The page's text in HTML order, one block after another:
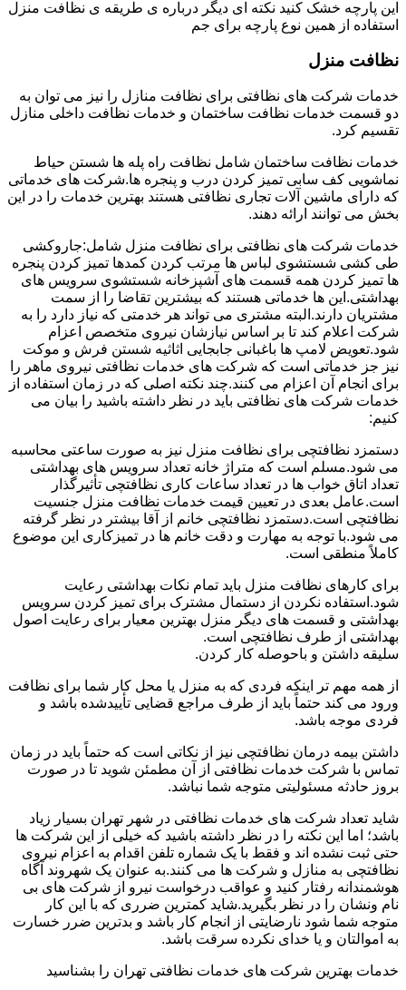
این پارچه خشک کنید نکته ای دیگر درباره ی طریقه ی نظافت منزل
استفاده از همین نوع پارچه برای جم
نظافت منزل
خدمات شرکت های نظافتی برای نظافت منازل را نیز می توان به
دو قسمت خدمات نظافت ساختمان و خدمات نظافت داخلی منازل
تقسیم کرد.
خدمات نظافت ساختمان شامل نظافت راه پله ها شستن حیاط
نماشویی کف سابی تمیز کردن درب و پنجره ها.شرکت های خدماتی
که دارای ماشین آلات تجاری نظافتی هستند بهترین خدمات را در این
بخش می توانند ارائه دهند.
خدمات شرکت های نظافتی برای نظافت منزل شامل:جاروکشی
طی کشی شستشوی لباس ها مرتب کردن کمدها تمیز کردن پنجره
ها تمیز کردن همه قسمت های آشپزخانه شستشوی سرویس های
بهداشتی.این ها خدماتی هستند که بیشترین تقاضا را از سمت
مشتریان دارند.البته مشتری می تواند هر خدمتی که نیاز دارد را به
شرکت اعلام کند تا بر اساس نیازشان نیروی متخصص اعزام
شود.تعویض لامپ ها باغبانی جابجایی اثاثیه شستن فرش و موکت
نیز جز خدماتی است که شرکت های خدمات نظافتی نیروی ماهر را
برای انجام آن اعزام می کنند.چند نکته اصلی که در زمان استفاده از
خدمات شرکت های نظافتی باید در نظر داشته باشید را بیان می
کنیم:
دستمزد نظافتچی برای نظافت منزل نیز به صورت ساعتی محاسبه
می شود.مسلم است که متراژ خانه تعداد سرویس های بهداشتی
تعداد اتاق خواب ها در تعداد ساعات کاری نظافتچی تأثیرگذار
است.عامل بعدی در تعیین قیمت خدمات نظافت منزل جنسیت
نظافتچی است.دستمزد نظافتچی خانم از آقا بیشتر در نظر گرفته
می شود.با توجه به مهارت و دقت خانم ها در تمیزکاری این موضوع
کاملاً منطقی است.
برای کارهای نظافت منزل باید تمام نکات بهداشتی رعایت
شود.استفاده نکردن از دستمال مشترک برای تمیز کردن سرویس
بهداشتی و قسمت های دیگر منزل بهترین معیار برای رعایت اصول
بهداشتی از طرف نظافتچی است.
سلیقه داشتن و باحوصله کار کردن.
از همه مهم تر اینکه فردی که به منزل یا محل کار شما برای نظافت
ورود می کند حتماً باید از طرف مراجع قضایی تأییدشده باشد و
فردی موجه باشد.
داشتن بیمه درمان نظافتچی نیز از نکاتی است که حتماً باید در زمان
تماس با شرکت خدمات نظافتی از آن مطمئن شوید تا در صورت
بروز حادثه مسئولیتی متوجه شما نباشد.
شاید تعداد شرکت های خدمات نظافتی در شهر تهران بسیار زیاد
باشد؛ اما این نکته را در نظر داشته باشید که خیلی از این شرکت ها
حتی ثبت نشده اند و فقط با یک شماره تلفن اقدام به اعزام نیروی
نظافتچی به منازل و شرکت ها می کنند.به عنوان یک شهروند آگاه
هوشمندانه رفتار کنید و عواقب درخواست نیرو از شرکت های بی
نام ونشان را در نظر بگیرید.شاید کمترین ضرری که با این کار
متوجه شما شود نارضایتی از انجام کار باشد و بدترین ضرر خسارت
به اموالتان و یا خدای نکرده سرقت باشد.
خدمات بهترین شرکت های خدمات نظافتی تهران را بشناسید